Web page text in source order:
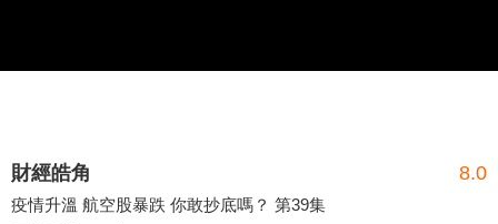
財經皓角 8.0
疫情升溫 航空股暴跌 你敢抄底嗎？ 第39集